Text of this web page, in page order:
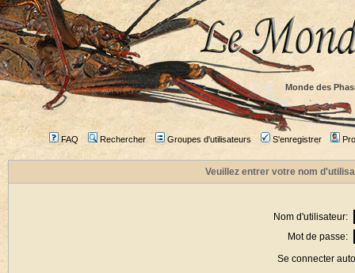
Monde des
FAQ Rechercher Groupes d'utilisateurs S'enregistrer
Veuillez entrer votre nom
Nom d'utilisateur:
Mot de passe:
Se connecter